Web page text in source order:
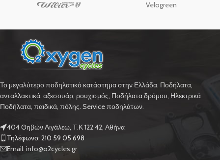
Velogreen
Το μεγαλύτερο ποδηλατικό κατάστημα στην Ελλάδα. Ποδήλατα,
ανταλλακτικά, αξεσουάρ, ρουχισμός, Ποδήλατα δρόμου, Ηλεκτρικά
Ποδήλατα, παιδικά, πόλης. Service ποδηλάτων.
404 Θηβών Αιγάλεω, Τ.Κ 122 42, Αθήνα
Τηλέφωνο: 210 59 05 698
Email: info@o2cycles.gr